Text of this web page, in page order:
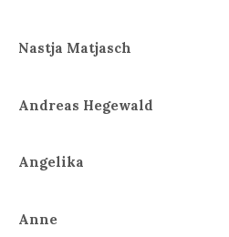
Nastja Matjasch
Andreas Hegewald
Angelika
Anne